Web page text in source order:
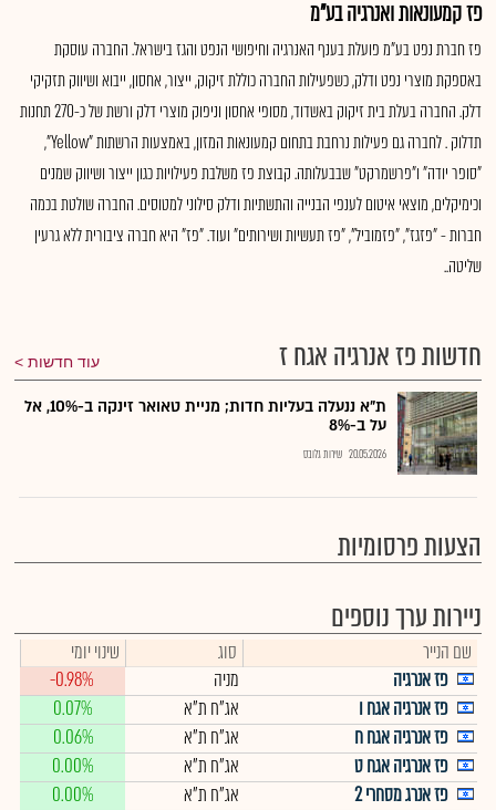
פז קמעונאות ואנרגיה בע"מ
פז חברת נפט בע"מ פועלת בענף האנרגיה וחיפושי הנפט והגז בישראל. החברה עוסקת
באספקת מוצרי נפט ודלק, כשפעילות החברה כוללת זיקוק, ייצור, אחסון, ייבוא ושיווק תזקיקי
דלק. החברה בעלת בית זיקוק באשדוד, מסופי אחסון וניפוק מוצרי דלק ורשת של כ-270 תחנות
תדלוק . לחברה גם פעילות נרחבת בתחום קמעונאות המזון, באמצעות הרשתות "Yellow",
"סופר יודה" ו"פרשמרקט" שבבעלותה. קבוצת פז משלבת פעילויות כגון ייצור ושיווק שמנים
וכימיקלים, מוצאי איטום לענפי הבנייה והתשתיות ודלק סילוני למטוסים. החברה שולטת בכמה
חברות - "פזגז", "פזמוביל", "פז תעשיות ושירותים" ועוד. "פז" היא חברה ציבורית ללא גרעין
שליטה..
חדשות פז אנרגיה אגח ז עוד חדשות
ת"א ננעלה בעליות חדות; מניית טאואר זינקה ב-10%, אל
על ב-8%
20.05.2026 שירות גלובס
הצעות פרסומיות
ניירות ערך נוספים
שם הנייר סוג
שינוי יומי
פז אנרגיה
מניה
-0.98%
פז אנרגיה אגח ו
אג"ח ת"א
0.07%
פז אנרגיה אגח ח
אג"ח ת"א
0.06%
פז אנרגיה אגח ט
אג"ח ת"א
0.00%
פז אנרג מסחרי 2
אג"ח ת"א 0.00%